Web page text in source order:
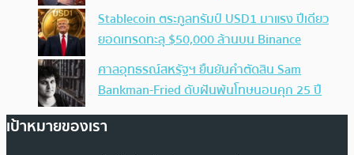
Stablecoin ตระกูลทรัมป์ USD1 มาแรง ปีเดียว
ยอดเทรดทะลุ $50,000 ล้านบน Binance
ศาลอุทธรณ์สหรัฐฯ ยืนยันคำตัดสิน Sam
Bankman-Fried ดับฝันพ้นโทษนอนคุก 25 ปี
เป้าหมายของเรา